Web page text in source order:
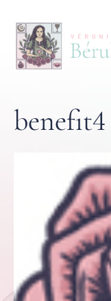
benefit4